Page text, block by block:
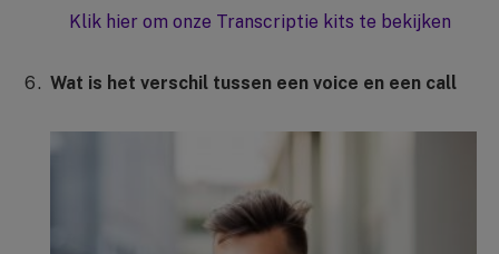
Klik hier om onze Transcriptie kits te bekijken
Wat is het verschil tussen een voice en een call